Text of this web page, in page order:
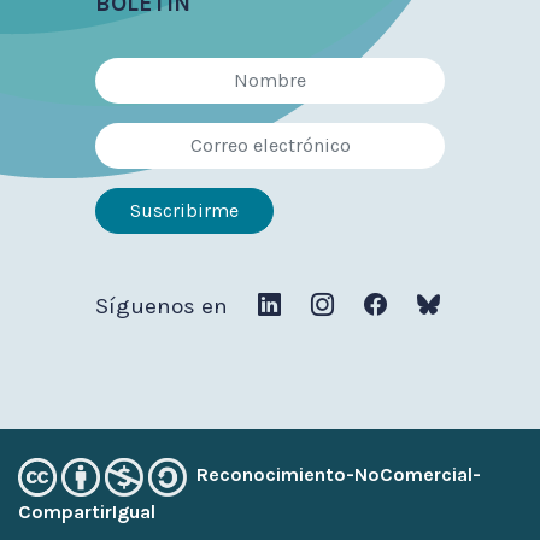
Síguenos en
Reconocimiento-NoComercial-
CompartirIgual